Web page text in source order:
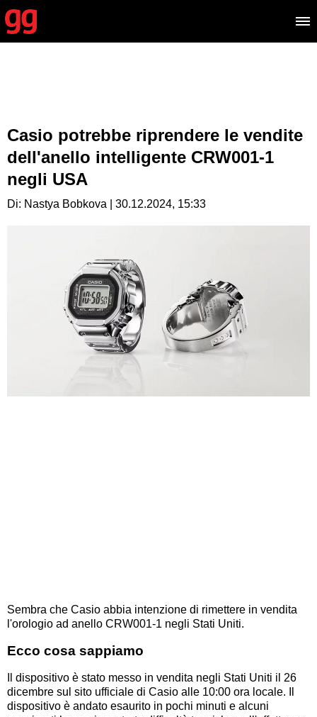
Casio potrebbe riprendere le vendite
dell'anello intelligente CRW001-1
negli USA
Di: Nastya Bobkova | 30.12.2024, 15:33
Sembra che Casio abbia intenzione di rimettere in vendita
l'orologio ad anello CRW001-1 negli Stati Uniti.
Ecco cosa sappiamo
Il dispositivo è stato messo in vendita negli Stati Uniti il 26
dicembre sul sito ufficiale di Casio alle 10:00 ora locale. Il
dispositivo è andato esaurito in pochi minuti e alcuni